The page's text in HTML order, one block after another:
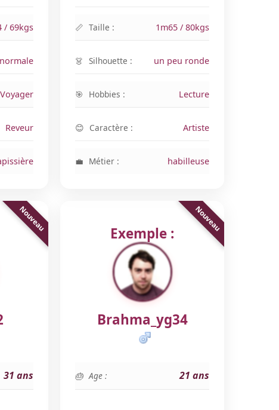
/ 69kgs
normale
Voyager
Reveur
Taille : 1m65 / 80kgs
Silhouette : un peu ronde
Hobbies : Lecture
Caractère : Artiste
Métier : habilleuse
31 ans
Exemple :
Brahma_yg34
Age : 21 ans